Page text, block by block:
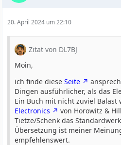
20. April 2024 um 22:10
Zitat von DL7BJ
Moin,
ich finde dieseSeite
Dingen ausführlicher, als das
Ein Buch mit nicht zuviel Balast
Electronics
von Horowitz &
Tietze/Schenk das
Übersetzung ist meiner
empfehlenswert.